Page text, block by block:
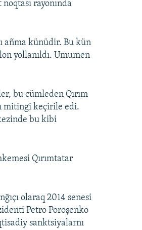
rayonında
añma künüdir. Bu kün
yollanıldı. Umumen
bu cümleden Qırım
mitingi keçirile edi.
bu kibi
Qırımtatar
olaraq 2014 senesi
Petro Poroşenko
sanktsiyalarnı